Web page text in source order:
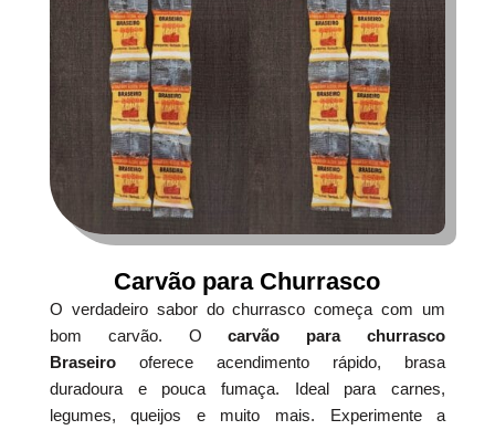
Carvão para Churrasco
O verdadeiro sabor do churrasco começa com um
bom carvão. Ocarvão para churrasco
Braseirooferece acendimento rápido, brasa
duradoura e pouca fumaça. Ideal para carnes,
legumes, queijos e muito mais. Experimente a